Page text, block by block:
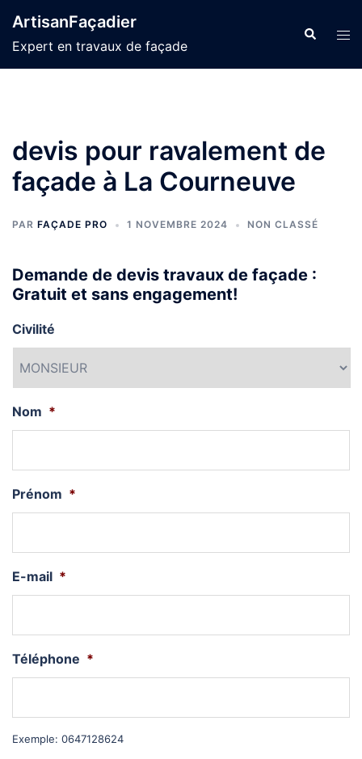
au
contenu
ArtisanFaçadier
Expert en travaux de façade
devis pour ravalement de
façade à La Courneuve
PAR FAÇADE PRO 1 NOVEMBRE 2024 NON CLASSÉ
Demande de devis travaux de façade :
Gratuit et sans engagement!
Civilité
Nom *
Prénom *
E-mail *
Téléphone *
Exemple: 0647128624